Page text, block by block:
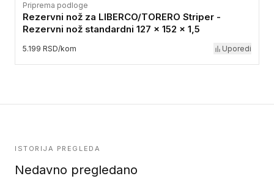
Priprema podloge
Rezervni nož za LIBERCO/TORERO Striper -
Rezervni nož standardni 127 x 152 x 1,5
5.199 RSD/kom Uporedi
ISTORIJA PREGLEDA
Nedavno pregledano